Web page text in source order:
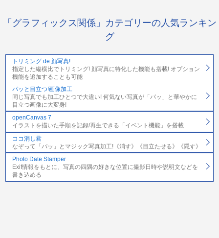
「グラフィックス関係」カテゴリーの人気ランキン
グ
トリミング de 顔写真!
指定した縦横比でトリミング! 顔写真に特化した機能も搭載! オプション
機能を追加することも可能
パッと目立つ!画像加工
同じ写真でも加工ひとつで大違い! 何気ない写真が「パッ」と華やかに
目立つ画像に大変身!
openCanvas 7
イラストを描いた手順を記録/再生できる「イベント機能」を搭載
ココ消し君
なぞって「パッ」とマジック写真加工!《消す》《目立たせる》《隠す》
Photo Date Stamper
Exif情報をもとに、写真の四隅の好きな位置に撮影日時や説明文などを
書き込める